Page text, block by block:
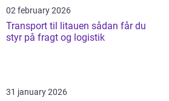
02 february 2026
Transport til litauen sådan får du
styr på fragt og logistik
31 january 2026